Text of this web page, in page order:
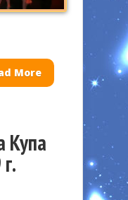
More
Купа